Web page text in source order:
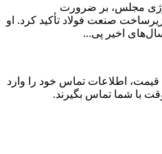
مجلس، بر ضرورت
صنعت فولاد تأکید کرد. او
اخیر پی...
اطلاعات تماس خود را وارد
با شما تماس بگیرند.